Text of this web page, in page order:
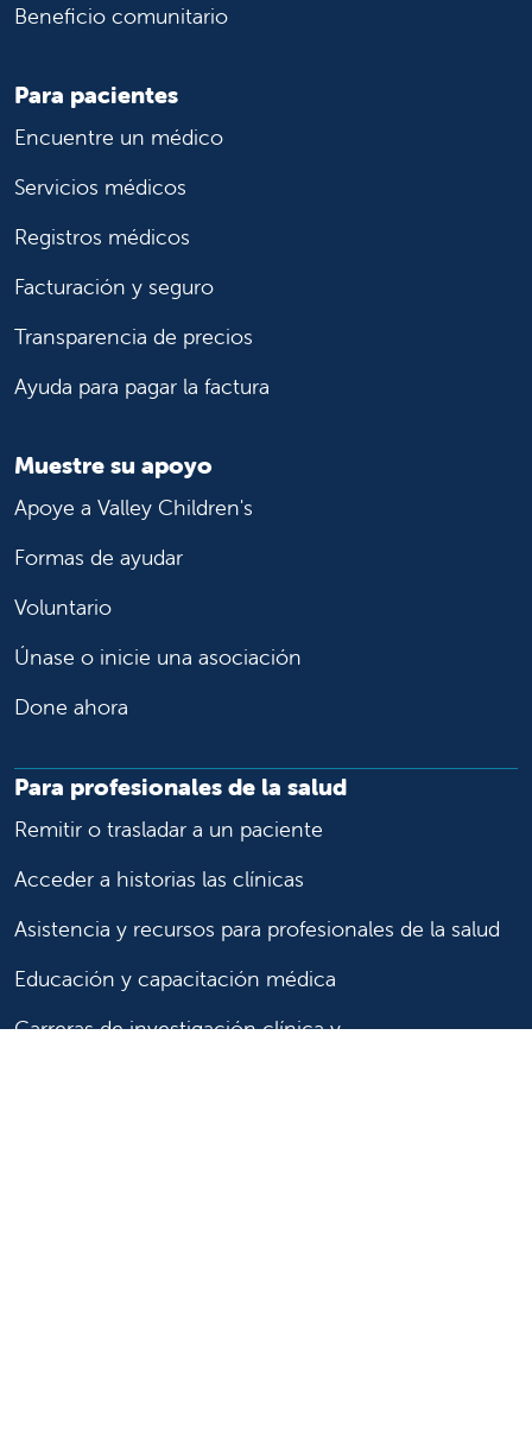
Beneficio comunitario
Para pacientes
Encuentre un médico
Servicios médicos
Registros médicos
Facturación y seguro
Transparencia de precios
Ayuda para pagar la factura
Muestre su apoyo
Apoye a Valley Children's
Formas de ayudar
Voluntario
Únase o inicie una asociación
Done ahora
Para profesionales de la salud
Remitir o trasladar a un paciente
Acceder a historias las clínicas
Asistencia y recursos para profesionales de la salud
Educación y capacitación médica
Carreras de investigación clínica y